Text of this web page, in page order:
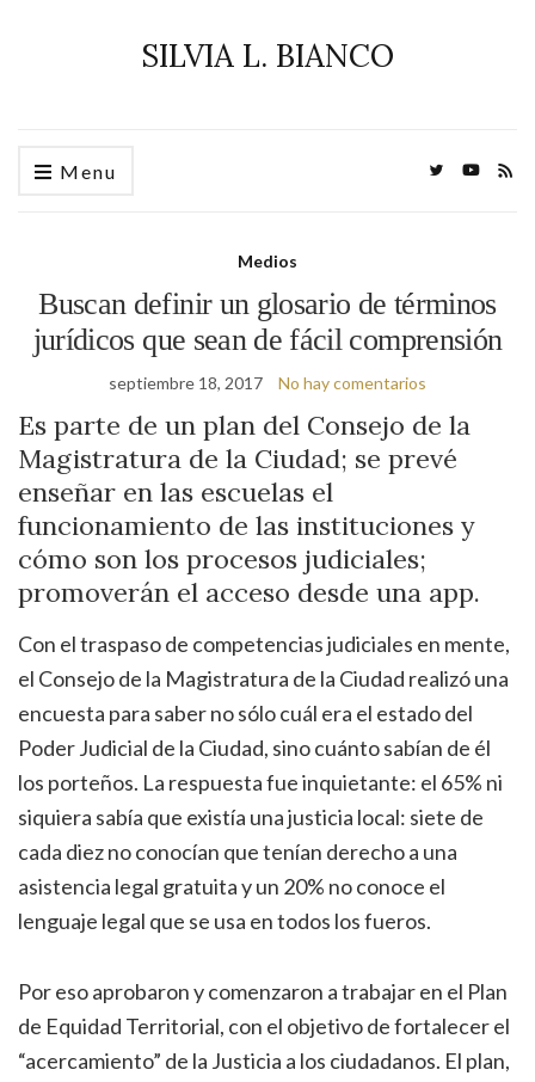
SILVIA L. BIANCO
Menu
Medios
Buscan definir un glosario de términos
jurídicos que sean de fácil comprensión
septiembre 18, 2017 No hay comentarios
Es parte de un plan del Consejo de la
Magistratura de la Ciudad; se prevé
enseñar en las escuelas el
funcionamiento de las instituciones y
cómo son los procesos judiciales;
promoverán el acceso desde una app.
Con el traspaso de competencias judiciales en mente,
el Consejo de la Magistratura de la Ciudad realizó una
encuesta para saber no sólo cuál era el estado del
Poder Judicial de la Ciudad, sino cuánto sabían de él
los porteños. La respuesta fue inquietante: el 65% ni
siquiera sabía que existía una justicia local: siete de
cada diez no conocían que tenían derecho a una
asistencia legal gratuita y un 20% no conoce el
lenguaje legal que se usa en todos los fueros.
Por eso aprobaron y comenzaron a trabajar en el Plan
de Equidad Territorial, con el objetivo de fortalecer el
“acercamiento” de la Justicia a los ciudadanos. El plan,